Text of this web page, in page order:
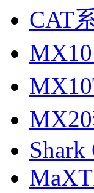
CAT